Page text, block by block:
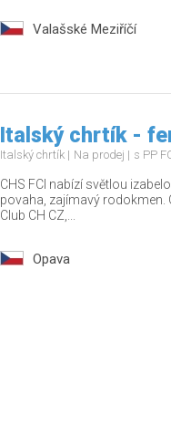
Valašské Meziříčí
Italský chrtík -
Italský chrtík Na prodej s PP
CHS FCI nabízí světlou
povaha, zajímavý rodokmen.
Club CH CZ,...
Opava